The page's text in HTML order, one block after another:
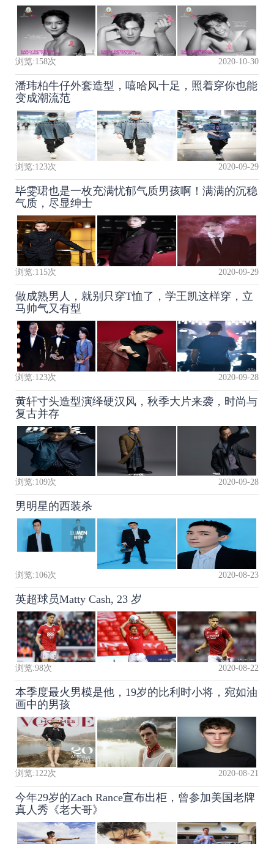
浏览:158次 2020-10-30
潘玮柏牛仔外套造型，嘻哈风十足，照着穿你也能
变成潮流范
浏览:123次 2020-09-29
毕雯珺也是一枚充满忧郁气质男孩啊！满满的沉稳
气质，尽显绅士
浏览:115次 2020-09-29
做成熟男人，就别只穿T恤了，学王凯这样穿，立
马帅气又有型
浏览:123次 2020-09-28
黄轩寸头造型演绎硬汉风，秋季大片来袭，时尚与
复古并存
浏览:109次 2020-09-28
男明星的西装杀
浏览:106次 2020-08-23
英超球员Matty Cash, 23 岁
浏览:98次 2020-08-22
本季度最火男模是他，19岁的比利时小将，宛如油
画中的男孩
浏览:122次 2020-08-21
今年29岁的Zach Rance宣布出柜，曾参加美国老牌
真人秀《老大哥》